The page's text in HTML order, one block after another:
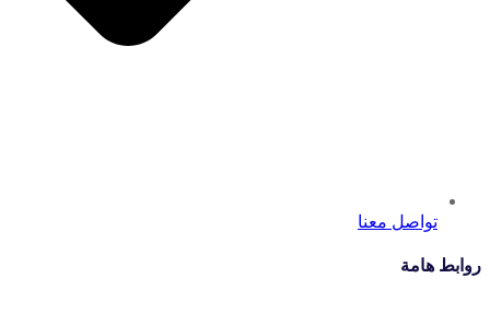
تواصل معنا
روابط هامة